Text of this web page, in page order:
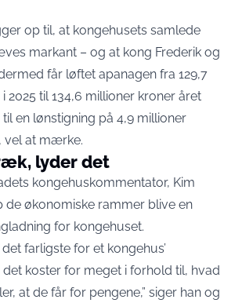
op til, at kongehusets samlede
markant – og at kong Frederik og
får løftet apanagen fra 129,7
2025 til 134,6 millioner kroner året
til en lønstigning på 4,9 millioner
vel at mærke.
lyder det
kongehuskommentator, Kim
de økonomiske rammer blive en
for kongehuset.
farligste for et kongehus’
koster for meget i forhold til, hvad
at de får for pengene,” siger han og